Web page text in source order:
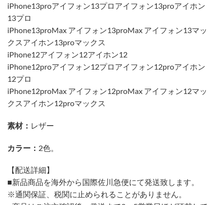
iPhone13proアイフォン13プロアイフォン13proアイホン
13プロ
iPhone13proMax アイフォン13proMax アイフォン13マッ
クスアイホン13proマックス
iPhone12アイフォン12アイホン12
iPhone12proアイフォン12プロアイフォン12proアイホン
12プロ
iPhone12proMax アイフォン12proMax アイフォン12マッ
クスアイホン12proマックス
素材： レザー
カラー： 2色。
【配送詳細】
■新品商品を海外から国際佐川急便にて発送致します。
※通関保証、税関に止められることがありません。